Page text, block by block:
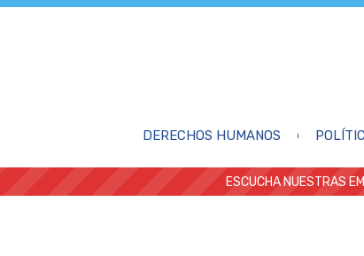
DERECHOS HUMANOS
ESCUCHA NUESTRAS